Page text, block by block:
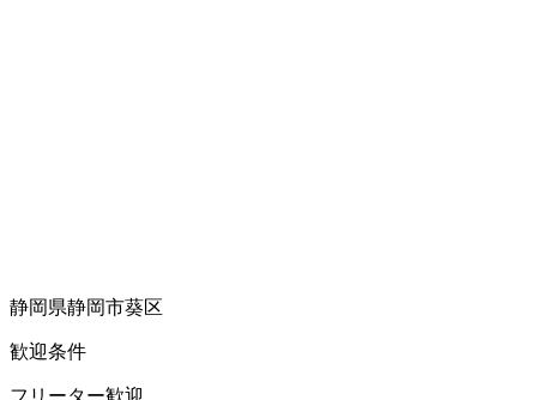
静岡県静岡市葵区
歓迎条件
フリーター歓迎